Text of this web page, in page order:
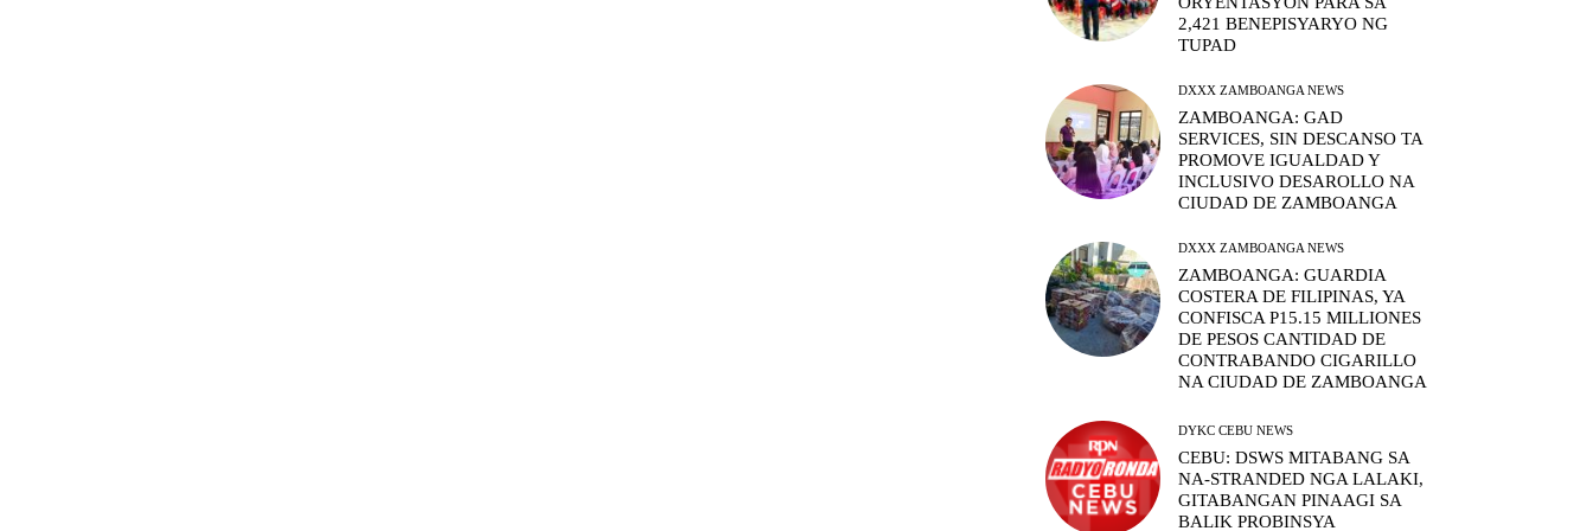
2,421 BENEPISYARYO NG
TUPAD
DXXX ZAMBOANGA NEWS
ZAMBOANGA: GAD
SERVICES, SIN DESCANSO TA
PROMOVE IGUALDAD Y
INCLUSIVO DESAROLLO NA
CIUDAD DE ZAMBOANGA
DXXX ZAMBOANGA NEWS
ZAMBOANGA: GUARDIA
COSTERA DE FILIPINAS, YA
CONFISCA P15.15 MILLIONES
DE PESOS CANTIDAD DE
CONTRABANDO CIGARILLO
NA CIUDAD DE ZAMBOANGA
DYKC CEBU NEWS
CEBU: DSWS MITABANG SA
NA-STRANDED NGA LALAKI,
GITABANGAN PINAAGI SA
BALIK PROBINSYA